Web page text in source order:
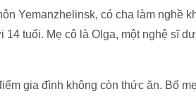
Yemanzhelinsk, có cha làm nghề
tuổi. Mẹ cô là Olga, một nghệ sĩ
gia đình không còn thức ăn. Bố